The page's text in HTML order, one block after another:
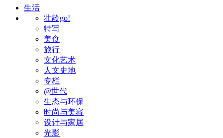
生活
壮龄go!
特写
美食
旅行
文化艺术
人文史地
专栏
@世代
生态与环保
时尚与美容
设计与家居
光影